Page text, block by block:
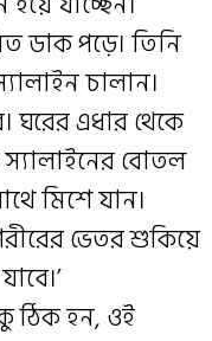
ডাক পড়ে। তিনি
চালান।
ঘরের এধার থেকে
বোতল
মিশে যান।
ভেতর শুকিয়ে
ঠিক হন, ওই